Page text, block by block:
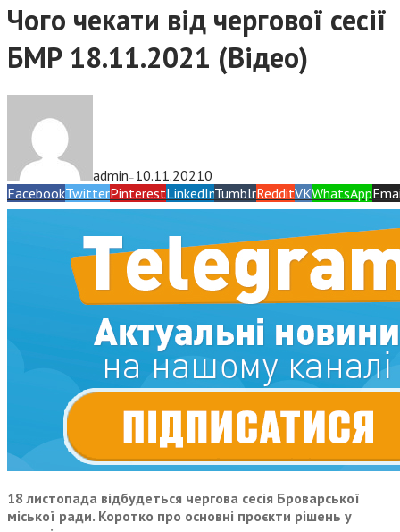
Чого чекати від чергової сесії
БМР 18.11.2021 (Відео)
admin — 10.11.20210
FacebookTwitterPinterestLinkedInTumblrRedditVKWhatsApp
18 листопада відбудеться чергова сесія Броварської
міської ради. Коротко про основні проєкти рішень у